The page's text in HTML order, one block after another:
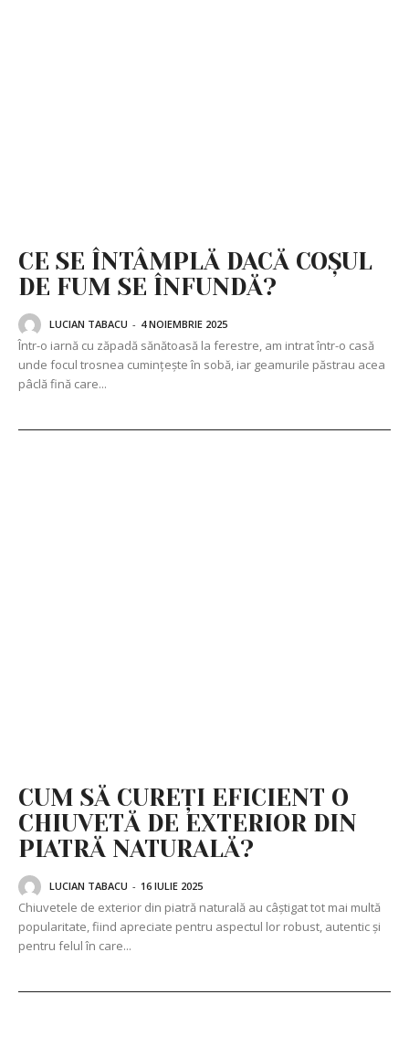
CE SE ÎNTÂMPLĂ DACĂ COȘUL
DE FUM SE ÎNFUNDĂ?
LUCIAN TABACU - 4 NOIEMBRIE 2025
Într-o iarnă cu zăpadă sănătoasă la ferestre, am intrat într-o casă
unde focul trosnea cumințește în sobă, iar geamurile păstrau acea
pâclă fină care...
CUM SĂ CUREȚI EFICIENT O
CHIUVETĂ DE EXTERIOR DIN
PIATRĂ NATURALĂ?
LUCIAN TABACU - 16 IULIE 2025
Chiuvetele de exterior din piatră naturală au câștigat tot mai multă
popularitate, fiind apreciate pentru aspectul lor robust, autentic și
pentru felul în care...